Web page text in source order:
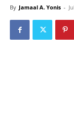
By Jamaal A. Yonis -